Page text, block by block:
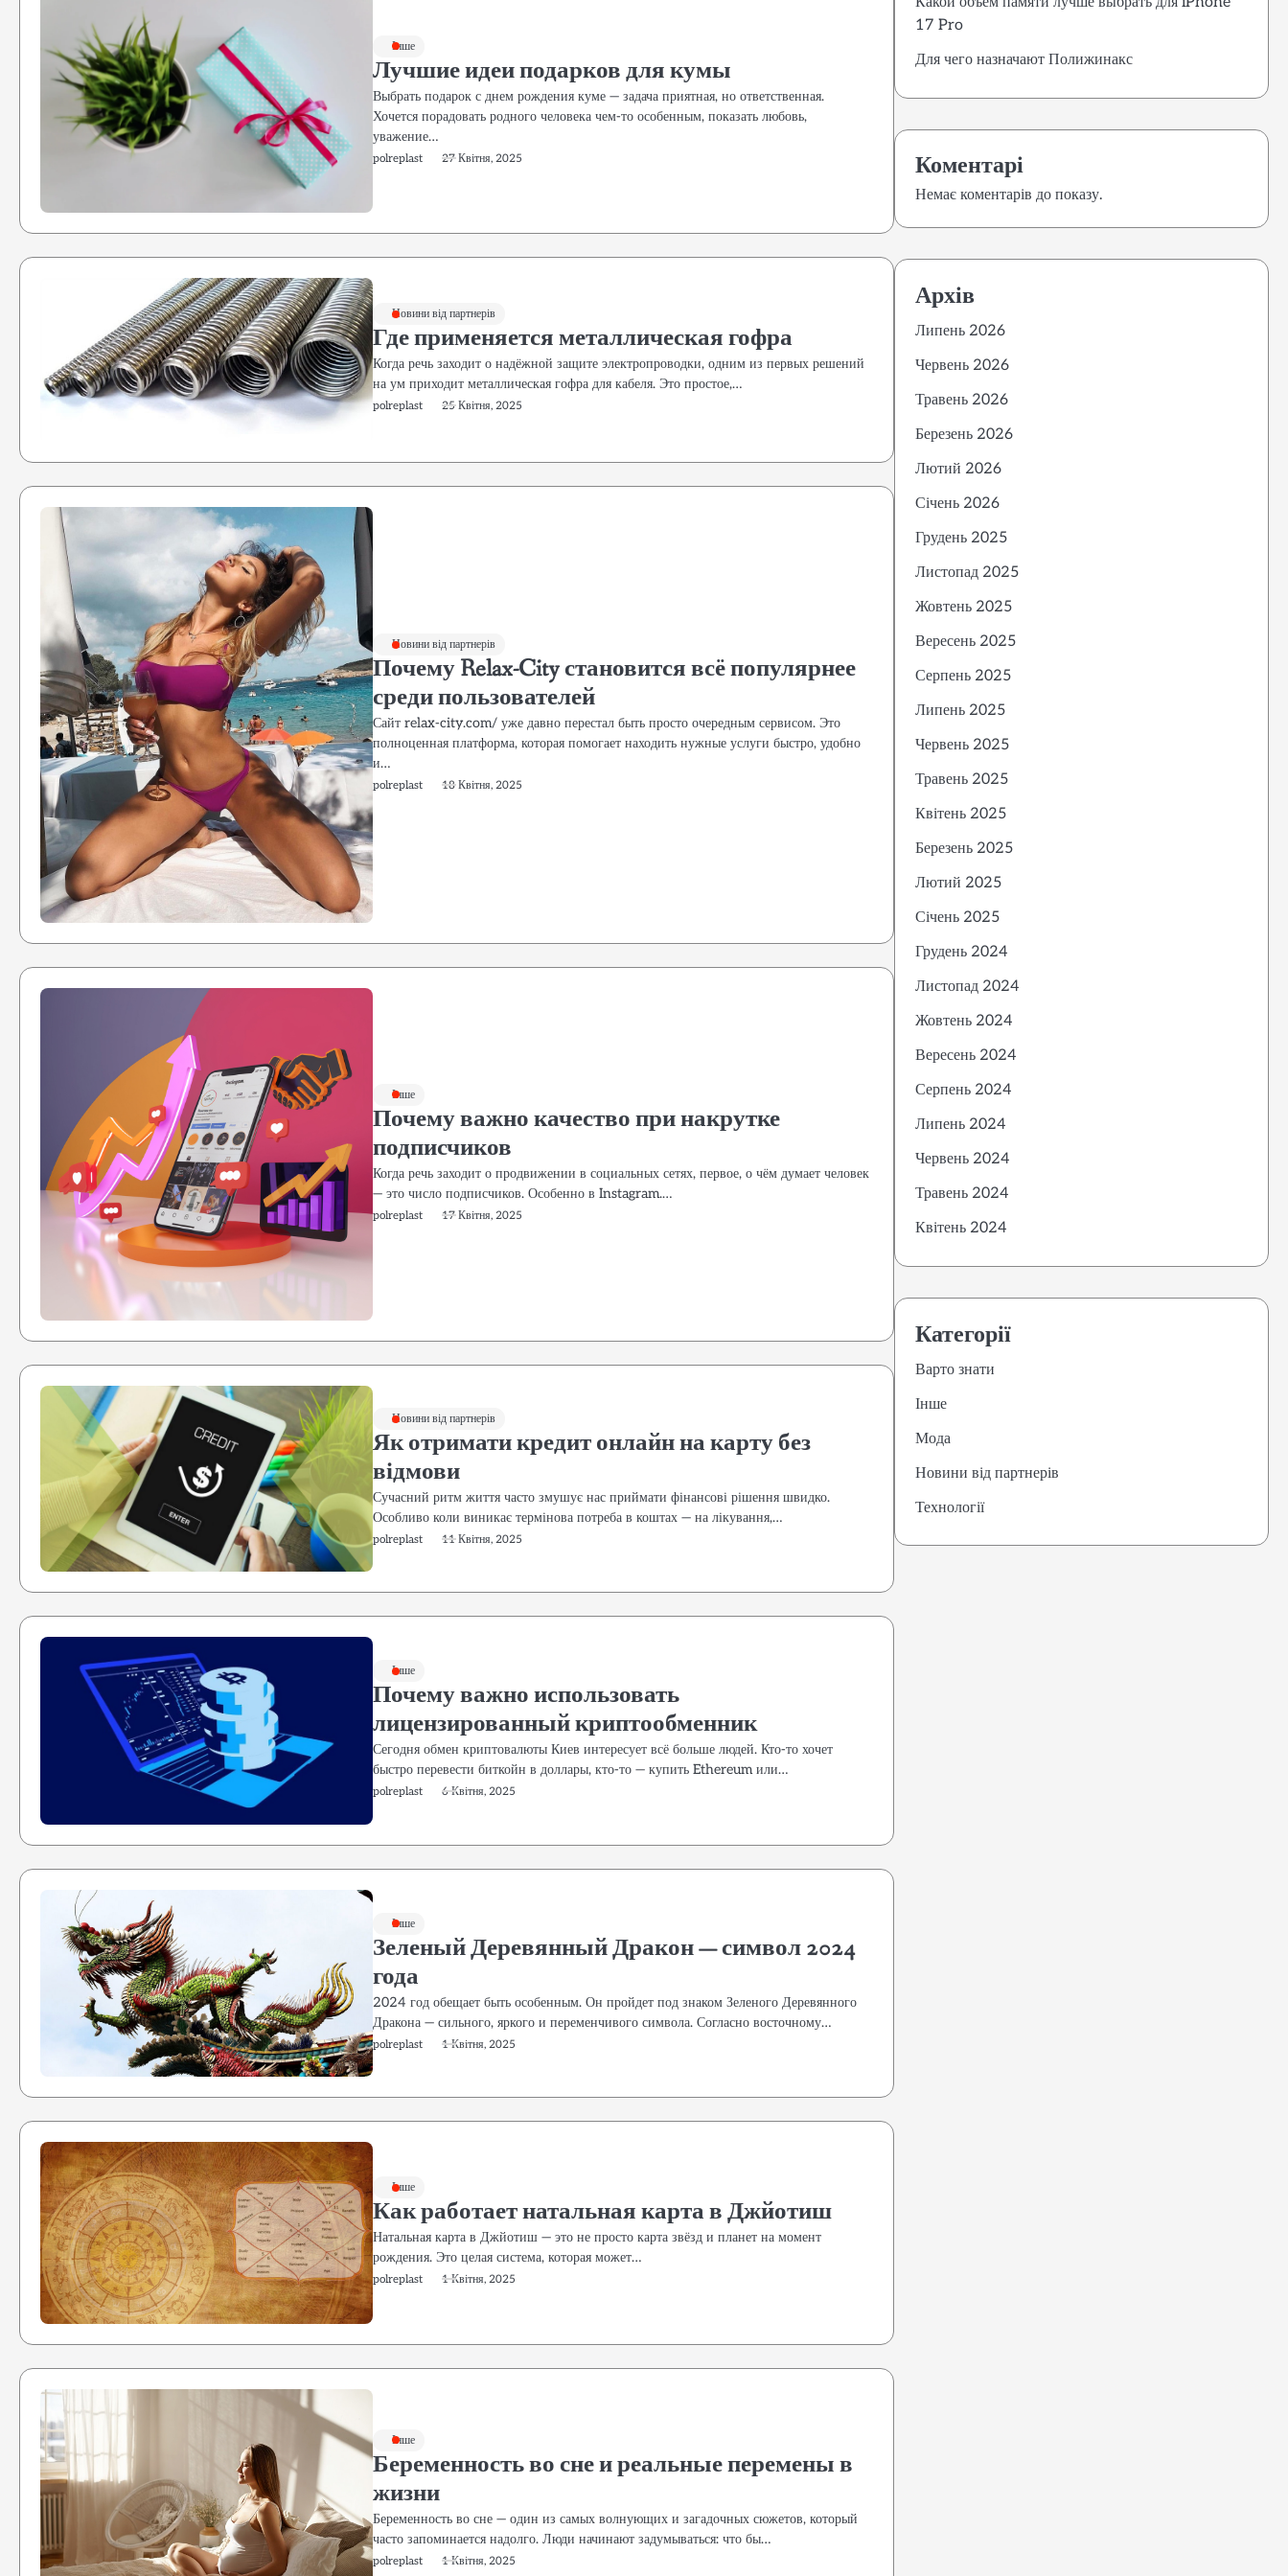
Інше
Лучшие идеи подарков для кумы
Выбрать подарок с днем рождения куме — задача приятная, но ответственная.
Хочется порадовать родного человека чем-то особенным, показать любовь,
уважение…
polreplast 27 Квітня, 2025
Новини від партнерів
Где применяется металлическая гофра
Когда речь заходит о надёжной защите электропроводки, одним из первых решений
на ум приходит металлическая гофра для кабеля. Это простое,…
polreplast 25 Квітня, 2025
Новини від партнерів
Почему Relax-City становится всё популярнее
среди пользователей
Сайт relax-city.com/ уже давно перестал быть просто очередным сервисом. Это
полноценная платформа, которая помогает находить нужные услуги быстро, удобно
и…
polreplast 18 Квітня, 2025
Інше
Почему важно качество при накрутке
подписчиков
Когда речь заходит о продвижении в социальных сетях, первое, о чём думает человек
— это число подписчиков. Особенно в Instagram.…
polreplast 17 Квітня, 2025
Новини від партнерів
Як отримати кредит онлайн на карту без
відмови
Сучасний ритм життя часто змушує нас приймати фінансові рішення швидко.
Особливо коли виникає термінова потреба в коштах — на лікування,…
polreplast 11 Квітня, 2025
Інше
Почему важно использовать
лицензированный криптообменник
Сегодня обмен криптовалюты Киев интересует всё больше людей. Кто-то хочет
быстро перевести биткойн в доллары, кто-то — купить Ethereum или…
polreplast 6 Квітня, 2025
Інше
Зеленый Деревянный Дракон — символ 2024
года
2024 год обещает быть особенным. Он пройдет под знаком Зеленого Деревянного
Дракона — сильного, яркого и переменчивого символа. Согласно восточному…
polreplast 1 Квітня, 2025
Інше
Как работает натальная карта в Джйотиш
Натальная карта в Джйотиш — это не просто карта звёзд и планет на момент
рождения. Это целая система, которая может…
polreplast 1 Квітня, 2025
Інше
Беременность во сне и реальные перемены в
жизни
Беременность во сне — один из самых волнующих и загадочных сюжетов, который
часто запоминается надолго. Люди начинают задумываться: что бы…
polreplast 1 Квітня, 2025
17 Pro
Для чего назначают Полижинакс
Коментарі
Немає коментарів до показу.
Архів
Липень 2026
Червень 2026
Травень 2026
Березень 2026
Лютий 2026
Січень 2026
Грудень 2025
Листопад 2025
Жовтень 2025
Вересень 2025
Серпень 2025
Липень 2025
Червень 2025
Травень 2025
Квітень 2025
Березень 2025
Лютий 2025
Січень 2025
Грудень 2024
Листопад 2024
Жовтень 2024
Вересень 2024
Серпень 2024
Липень 2024
Червень 2024
Травень 2024
Квітень 2024
Категорії
Варто знати
Інше
Мода
Новини від партнерів
Технології